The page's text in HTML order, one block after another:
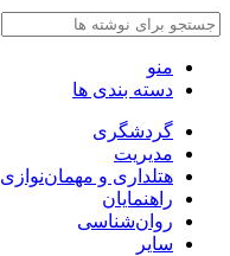
منو
دسته بندی ها
گردشگری
مدیریت
هتلداری و مهمان‌نوازی
راهنمایان
روان‌شناسی
سایر